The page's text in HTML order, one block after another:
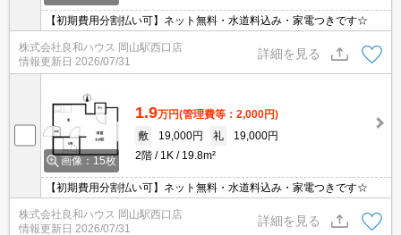
【初期費用分割払い可】ネット無料・水道料込み・家電つきです☆
株式会社良和ハウス 岡山駅西口店
情報更新日 2026/07/31
詳細を見る
画像：15枚
1.9万円(管理費等：2,000円)
敷
19,000円 礼
19,000円
2階
1K 19.8m²
【初期費用分割払い可】ネット無料・水道料込み・家電つきです☆
株式会社良和ハウス 岡山駅西口店
情報更新日 2026/07/31
詳細を見る